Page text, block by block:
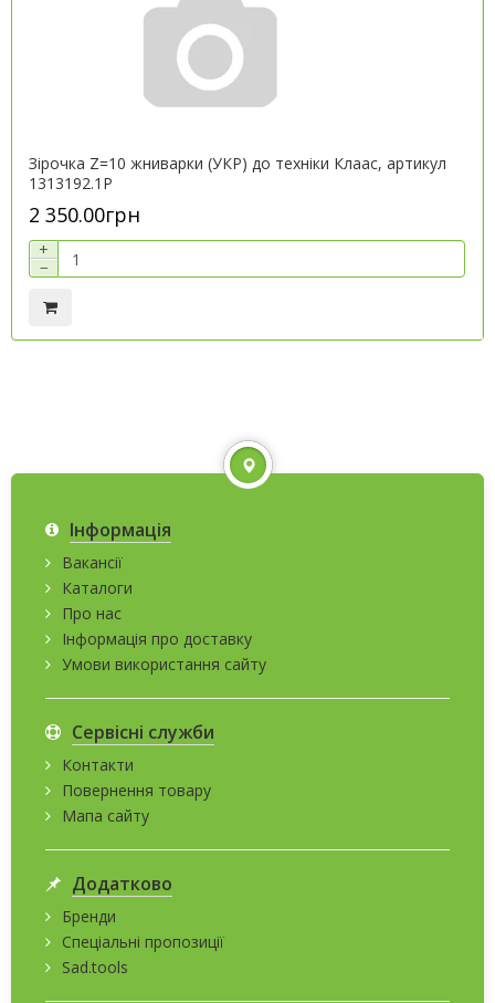
Зірочка Z=10 жниварки (УКР) до техніки Клаас, артикул
1313192.1P
2 350.00грн
+
−
Інформація
Вакансії
Каталоги
Про нас
Інформація про доставку
Умови використання сайту
Сервісні служби
Контакти
Повернення товару
Мапа сайту
Додатково
Бренди
Спеціальні пропозиції
Sad.tools